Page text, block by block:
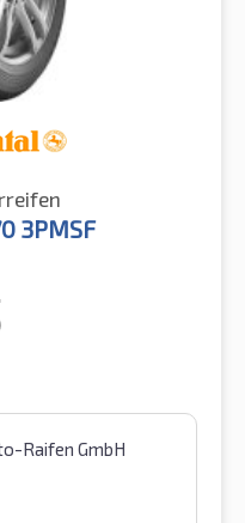
3PMSF
Raifen GmbH